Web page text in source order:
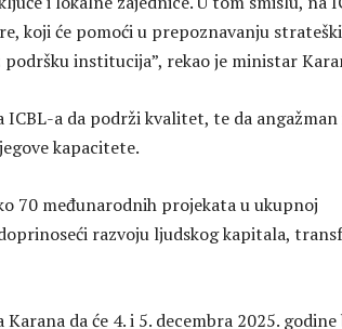
koji će pomoći u prepoznavanju
institucija”, rekao je ministar
ICBL-a da podrži kvalitet, te da angažman
kapacitete.
70 međunarodnih projekata u ukupnoj
razvoju ljudskog kapitala,
da će 4. i 5. decembra 2025.